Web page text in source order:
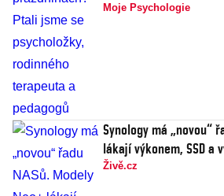
Moje Psychologie
Synology má „novou“
lákají výkonem, SSD a
Živě.cz